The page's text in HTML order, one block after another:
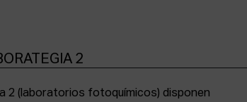
2
2 (laboratorios fotoquímicos) disponen
Howell (16 mm) y un analizador de color